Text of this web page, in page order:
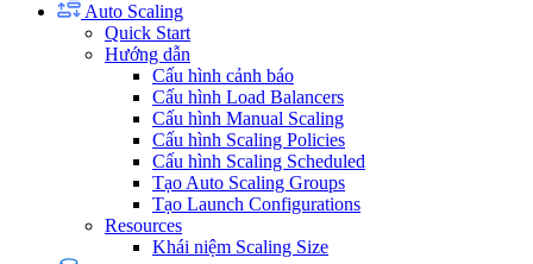
Auto Scaling
Quick Start
Hướng dẫn
Cấu hình cảnh báo
Cấu hình Load Balancers
Cấu hình Manual Scaling
Cấu hình Scaling Policies
Cấu hình Scaling Scheduled
Tạo Auto Scaling Groups
Tạo Launch Configurations
Resources
Khái niệm Scaling Size